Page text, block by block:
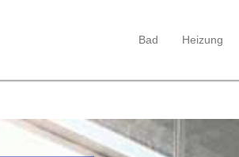
Bad Heizung